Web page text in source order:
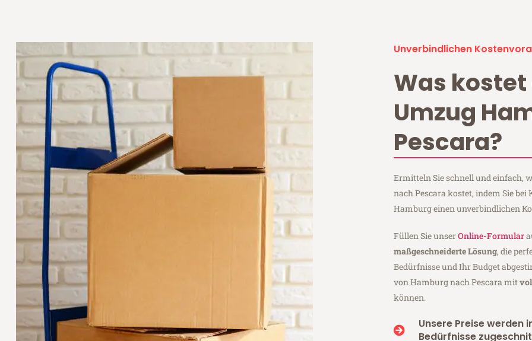
Unverbindlichen
Was kostet
Umzug
Pescara?
Ermitteln Sie schnell und einfach,
nach Pescara kostet, indem Sie
Hamburg einen unverbindlichen
Füllen Sie unserOnline-Formular
maßgeschneiderte Lösung, die
Bedürfnisse und Ihr Budget
von Hamburg nach Pescara mit
können.
Unsere Preise werden
Bedürfnisse